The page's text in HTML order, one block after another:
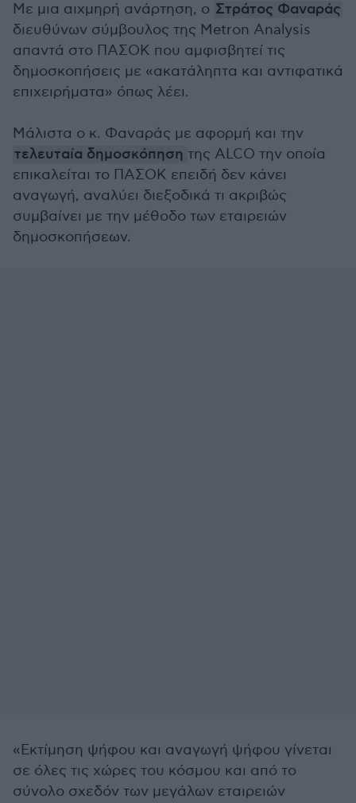
Με μια αιχμηρή ανάρτηση, ο Στράτος Φαναράς
διευθύνων σύμβουλος της Metron Analysis
απαντά στο ΠΑΣΟΚ που αμφισβητεί τις
δημοσκοπήσεις με «ακατάληπτα και αντιφατικά
επιχειρήματα» όπως λέει.
Μάλιστα ο κ. Φαναράς με αφορμή και την
τελευταία δημοσκόπηση της ALCO την οποία
επικαλείται το ΠΑΣΟΚ επειδή δεν κάνει
αναγωγή, αναλύει διεξοδικά τι ακριβώς
συμβαίνει με την μέθοδο των εταιρειών
δημοσκοπήσεων.
«Εκτίμηση ψήφου και αναγωγή ψήφου γίνεται
σε όλες τις χώρες του κόσμου και από το
σύνολο σχεδόν των μεγάλων εταιρειών